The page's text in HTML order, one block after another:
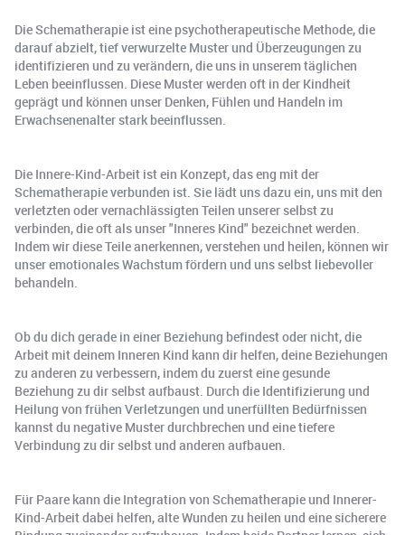
Die Schematherapie ist eine psychotherapeutische Methode, die
darauf abzielt, tief verwurzelte Muster und Überzeugungen zu
identifizieren und zu verändern, die uns in unserem täglichen
Leben beeinflussen. Diese Muster werden oft in der Kindheit
geprägt und können unser Denken, Fühlen und Handeln im
Erwachsenenalter stark beeinflussen.
Die Innere-Kind-Arbeit ist ein Konzept, das eng mit der
Schematherapie verbunden ist. Sie lädt uns dazu ein, uns mit den
verletzten oder vernachlässigten Teilen unserer selbst zu
verbinden, die oft als unser "Inneres Kind" bezeichnet werden.
Indem wir diese Teile anerkennen, verstehen und heilen, können wir
unser emotionales Wachstum fördern und uns selbst liebevoller
behandeln.
Ob du dich gerade in einer Beziehung befindest oder nicht, die
Arbeit mit deinem Inneren Kind kann dir helfen, deine Beziehungen
zu anderen zu verbessern, indem du zuerst eine gesunde
Beziehung zu dir selbst aufbaust. Durch die Identifizierung und
Heilung von frühen Verletzungen und unerfüllten Bedürfnissen
kannst du negative Muster durchbrechen und eine tiefere
Verbindung zu dir selbst und anderen aufbauen.
Für Paare kann die Integration von Schematherapie und Innerer-
Kind-Arbeit dabei helfen, alte Wunden zu heilen und eine sicherere